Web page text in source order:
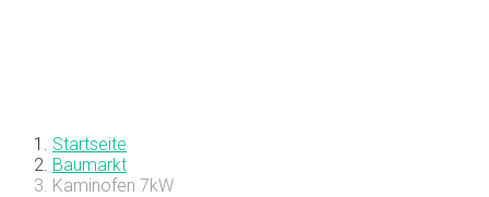
Startseite
Baumarkt
Kaminofen 7kW